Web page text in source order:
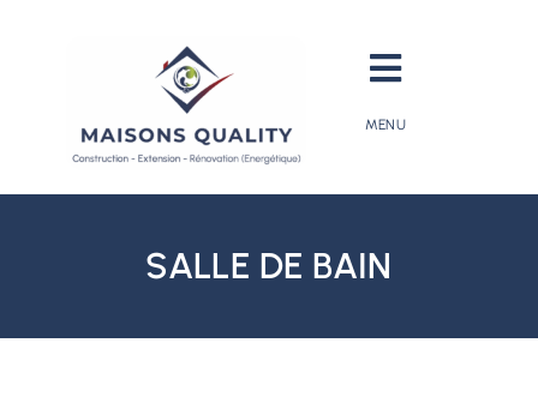
Toggle
Ma maison
Extension
Rénovation
énergétique
et primes
MENU
SALLE DE BAIN